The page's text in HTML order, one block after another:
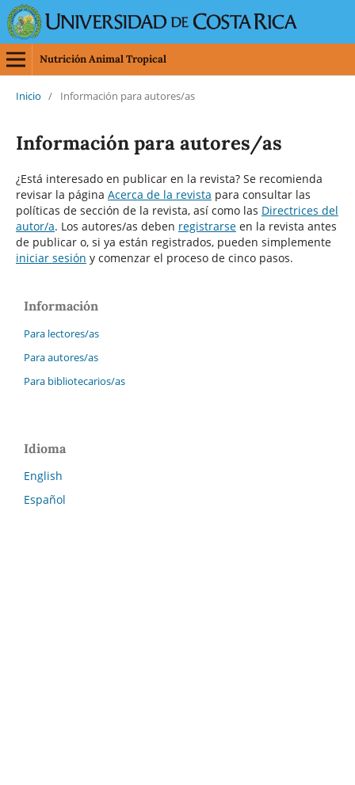
Nutrición Animal Tropical
Inicio / Información para autores/as
Información para autores/as
¿Está interesado en publicar en la revista? Se recomienda
revisar la página Acerca de la revista para consultar las
políticas de sección de la revista, así como las Directrices del
autor/a. Los autores/as deben registrarseen la revista antes
de publicar o, si ya están registrados, pueden simplemente
iniciar sesión y comenzar el proceso de cinco pasos.
Información
Para lectores/as
Para autores/as
Para bibliotecarios/as
Idioma
English
Español